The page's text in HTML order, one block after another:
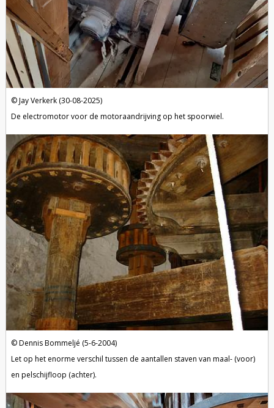
Jay Verkerk (30-08-2025)
De electromotor voor de motoraandrijving op het spoorwiel.
Dennis Bommeljé (5-6-2004)
Let op het enorme verschil tussen de aantallen staven van maal- (voor)
en pelschijfloop (achter).